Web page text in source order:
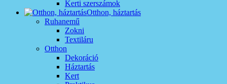
Kerti szerszámok
Otthon, háztartás
Ruhanemű
Zokni
Textiláru
Otthon
Dekoráció
Háztartás
Kert